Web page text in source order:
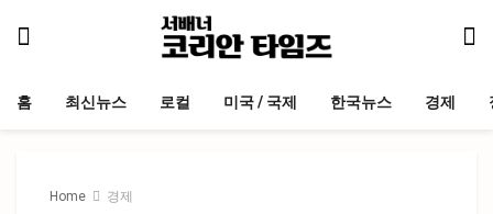
홈 최신뉴스 로컬 미국 / 국제 한국뉴스 경제
Home 경제